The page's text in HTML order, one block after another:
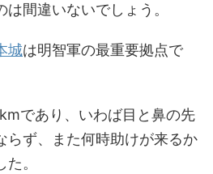
間違いないでしょう。
城は明智軍の最重要拠点で
であり、いわば目と鼻の先
らず、また何時助けが来るか
。